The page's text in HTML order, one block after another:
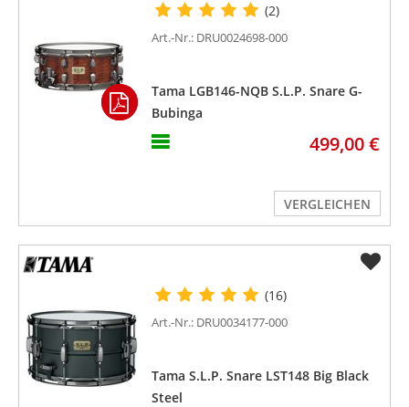
(2)
Art.-Nr.: DRU0024698-000
Tama LGB146-NQB S.L.P. Snare G-
Bubinga
499,00 €
VERGLEICHEN
(16)
Art.-Nr.: DRU0034177-000
Tama S.L.P. Snare LST148 Big Black
Steel